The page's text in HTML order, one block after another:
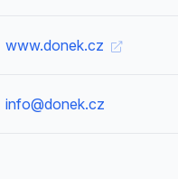
www.donek.cz
info@donek.cz